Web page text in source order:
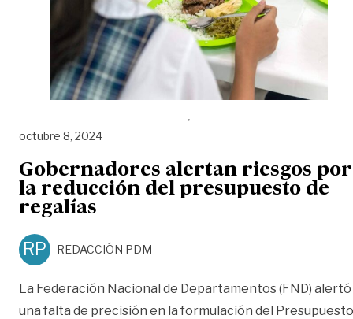
octubre 8, 2024
Gobernadores alertan riesgos por
la reducción del presupuesto de
regalías
RP REDACCIÓN PDM
La Federación Nacional de Departamentos (FND) alertó
una falta de precisión en la formulación del Presupuesto